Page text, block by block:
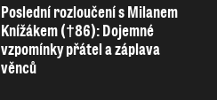
Poslední rozloučení s Milanem
Knížákem (†86): Dojemné
vzpomínky přátel a záplava
věnců